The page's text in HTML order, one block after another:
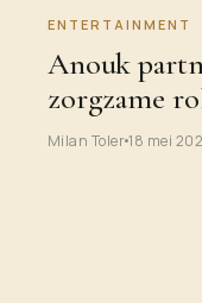
ENTERTAINMENT
Anouk
zorgzame
Milan Toler18 mei